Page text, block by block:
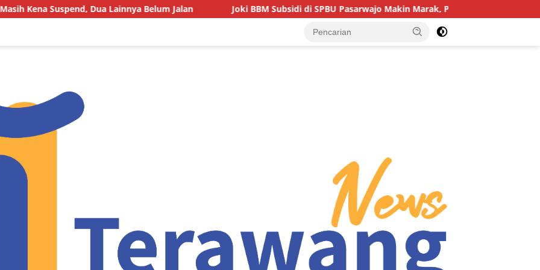
Belum Jalan Joki BBM Subsidi di SPBU Pasarwajo Makin Marak, Pengendara: “Polres Buton Dimana, Masa